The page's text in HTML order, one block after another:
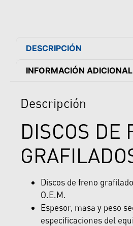
DESCRIPCIÓN
INFORMACIÓN ADICIONAL
Descripción
DISCOS DE
Discos de freno
O.E.M.
Espesor, masa y peso
especificaciones del